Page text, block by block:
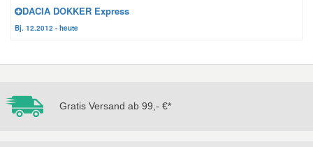
DACIA DOKKER Express
Bj. 12.2012 - heute
Gratis Versand ab 99,- €*
Jeep Ersatzteile